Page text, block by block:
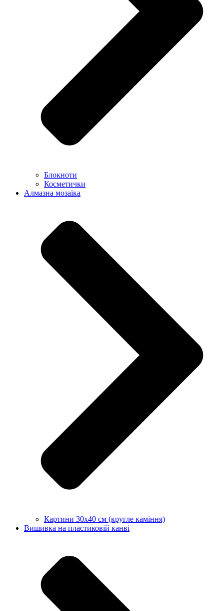
Блокноти
Косметички
Алмазна мозаїка
Картини 30х40 см (кругле каміння)
Вишивка на пластиковій канві